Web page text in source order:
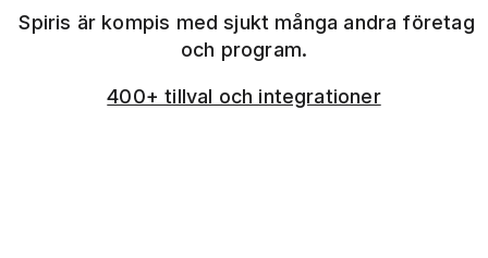
Spiris är kompis med sjukt många andra företag
och program.
400+ tillval och integrationer